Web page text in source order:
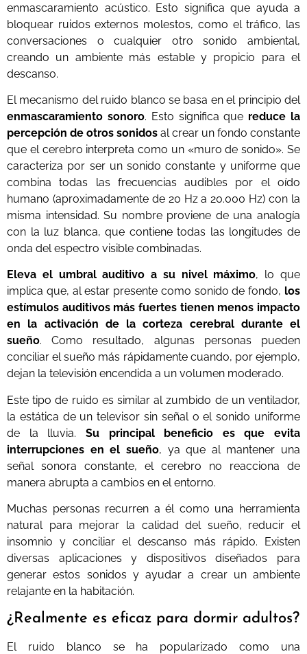
enmascaramiento acústico. Esto significa que ayuda a
bloquear ruidos externos molestos, como el tráfico, las
conversaciones o cualquier otro sonido ambiental,
creando un ambiente más estable y propicio para el
descanso.
El mecanismo del ruido blanco se basa en el principio del
enmascaramiento sonoro. Esto significa que reduce la
percepción de otros sonidos al crear un fondo constante
que el cerebro interpreta como un «muro de sonido». Se
caracteriza por ser un sonido constante y uniforme que
combina todas las frecuencias audibles por el oído
humano (aproximadamente de 20 Hz a 20.000 Hz) con la
misma intensidad. Su nombre proviene de una analogía
con la luz blanca, que contiene todas las longitudes de
onda del espectro visible combinadas.
Eleva el umbral auditivo a su nivel máximo, lo que
implica que, al estar presente como sonido de fondo, los
estímulos auditivos más fuertes tienen menos impacto
en la activación de la corteza cerebral durante el
sueño. Como resultado, algunas personas pueden
conciliar el sueño más rápidamente cuando, por ejemplo,
dejan la televisión encendida a un volumen moderado.
Este tipo de ruido es similar al zumbido de un ventilador,
la estática de un televisor sin señal o el sonido uniforme
de la lluvia. Su principal beneficio es que evita
interrupciones en el sueño, ya que al mantener una
señal sonora constante, el cerebro no reacciona de
manera abrupta a cambios en el entorno.
Muchas personas recurren a él como una herramienta
natural para mejorar la calidad del sueño, reducir el
insomnio y conciliar el descanso más rápido. Existen
diversas aplicaciones y dispositivos diseñados para
generar estos sonidos y ayudar a crear un ambiente
relajante en la habitación.
¿Realmente es eficaz para dormir adultos?
El ruido blanco se ha popularizado como una